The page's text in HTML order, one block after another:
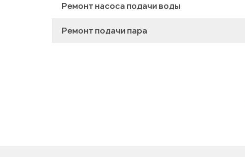
Ремонт насоса подачи воды
Ремонт подачи пара